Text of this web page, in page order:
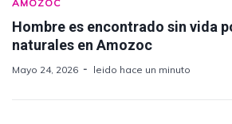
AMOZOC
Hombre es encontrado sin vida
naturales en Amozoc
Mayo 24, 2026 leido hace un minuto